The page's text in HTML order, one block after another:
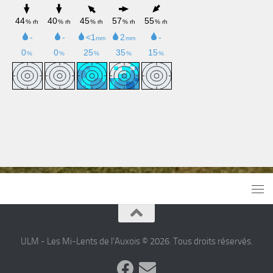
ULM - Les Mi-Lents de l'Auxois © 2026. Tous droits réservés.